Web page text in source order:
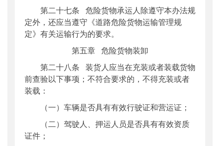
第二十七条 危险货物承运人除遵守本办法规
定外，还应当遵守《道路危险货物运输管理规
定》有关运输行为的要求。
第五章 危险货物装卸
第二十八条 装货人应当在充装或者装载货物
前查验以下事项；不符合要求的，不得充装或者
装载：
（一）车辆是否具有有效行驶证和营运证；
（二）驾驶人、押运人员是否具有有效资质
证件；